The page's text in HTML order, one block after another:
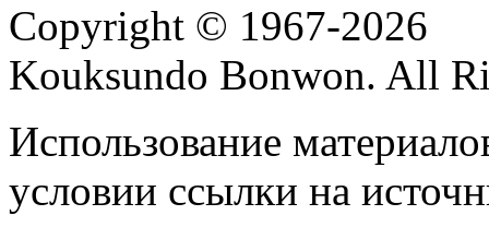
Copyright © 1967-2026
Kouksundo Bonwon. All
Использование
условии ссылки на